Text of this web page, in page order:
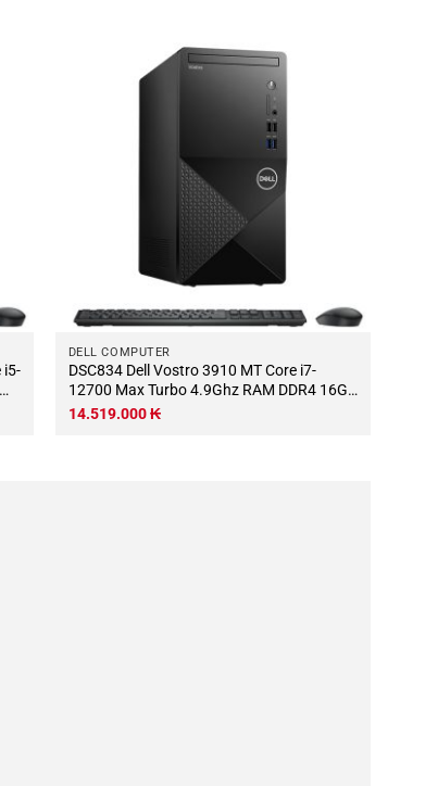
DELL COMPUTER
DSC834 Dell Vostro 3910 MT Core i7-
12700 Max Turbo 4.9Ghz RAM DDR4 16Gb
M.2 NVME 500Gb Wifi KB-Chuột (Không
14.519.000₭